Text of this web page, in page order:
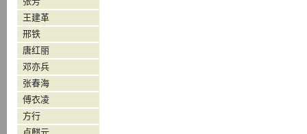
王建革
邢铁
唐红丽
邓亦兵
张春海
傅衣凌
方行